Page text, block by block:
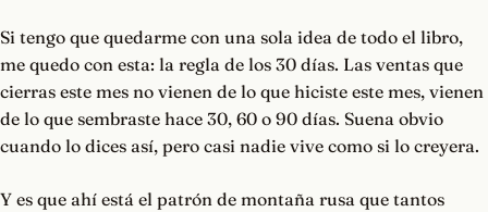
Si tengo que quedarme con una sola idea de todo el libro,
me quedo con esta: la regla de los 30 días. Las ventas que
cierras este mes no vienen de lo que hiciste este mes, vienen
de lo que sembraste hace 30, 60 o 90 días. Suena obvio
cuando lo dices así, pero casi nadie vive como si lo creyera.
Y es que ahí está el patrón de montaña rusa que tantos